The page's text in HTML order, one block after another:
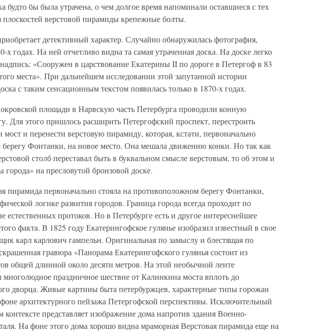
будто бы была утрачена, о чем долгое время напоминали оставшиеся с тех
плоскостей верстовой пирамиды крепежные болты.
детективный характер. Случайно обнаружилась фотография,
х годах. На ней отчетливо видна та самая утраченная доска. На доске легко
«Сооружен в царствование Екатерины II по дороге в Петергоф в 83
места». При дальнейшем исследовании этой запутанной истории
с таким сенсационным текстом появилась только в 1870-х годах.
площади в Нарвскую часть Петербурга проводили конную
Для этого пришлось расширить Петергофский проспект, перестроить
и перенести верстовую пирамиду, которая, кстати, первоначально
берегу Фонтанки, на новое место. Она мешала движению конки. Но так как
столб переставал быть в буквальном смысле верстовым, то об этом и
на пресловутой бронзовой доске.
пирамида первоначально стояла на противоположном берегу Фонтанки,
логике развития городов. Граница города всегда проходит по
естественных протоков. Но в Петербурге есть и другое интереснейшее
факта. В 1825 году Екатерингофское гулянье изобразил известный в свое
карл карлович гампельн. Оригинальная по замыслу и блестящая по
гравюра «Панорама Екатерингофского гулянья состоит из
общей длинной около десяти метров. На этой необычной ленте
многолюдное праздничное шествие от Калинкина моста вплоть до
дворца. Живые картины быта петербуржцев, характерные типы горожан
архитектурного пейзажа Петергофской перспективы. Исключительный
контексте представляет изображение дома напротив здания Военно-
На фоне этого дома хорошо видна мраморная Верстовая пирамида еще на